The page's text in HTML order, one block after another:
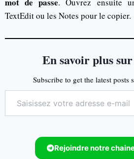
TextEdit ou les Notes pour le copier.
En savoir plus
Subscribe to get the latest posts
Rejoindre notre